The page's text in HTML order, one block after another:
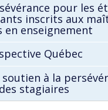
pour les
inscrits aux
en enseignement
Québec
soutien à la
stagiaires